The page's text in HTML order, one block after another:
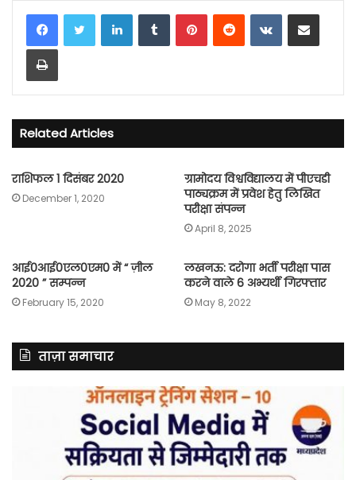
LinkedInTumblrPinterestReddit VKontakteShare via Email
Print
Related Articles
राशिफल 1 दिसंबर 2020
December 1, 2020
ग्रामोदय विश्वविद्यालय में पीएचडी
पाठ्यक्रम में प्रवेश हेतु लिखित
परीक्षा संपन्न
April 8, 2025
आई0आई0एल0एम0 में “ ज़ील
2020 ” सम्पन्न
February 15, 2020
लखनऊ: दरोगा भर्ती परीक्षा पास
करने वाले 6 अभ्यर्थी गिरफ्तार
May 8, 2022
ताज़ा समाचार